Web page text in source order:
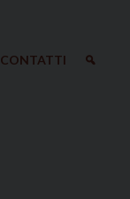
CONTATTI